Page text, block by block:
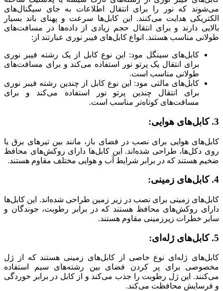
می‌شوند که نور را برای انتقال اطلاعات به جای سیگنال‌های
الکتریکی هدایت می‌کنند. این کابل‌ها سرعت و پهنای باند بسیار
بالایی دارند و برای انتقال حجم زیادی از داده‌ها در مسافت‌های
طولانی مناسب هستند. انواع کابل‌های فیبر نوری عبارتند از:
کابل‌های سینگل مود: این نوع کابل از یک رشته فیبر نوری
برای انتقال یک پرتو نور استفاده می‌کند و برای مسافت‌های
طولانی مناسب است.
کابل‌های مالتی مود: این نوع کابل از چندین رشته فیبر نوری
برای انتقال چندین پرتو نور استفاده می‌کند و برای
مسافت‌های کوتاه‌تر مناسب است.
3. کابل‌های هوایی:
کابل‌های هوایی برای نصب در فضای باز، مانند بین تیرهای برق یا
روی دکل‌ها، طراحی شده‌اند. این کابل‌ها دارای روکش‌های محافظ
ضخیم هستند که در برابر شرایط آب و هوایی مختلف مقاوم هستند.
4. کابل‌های زمینی:
کابل‌های زمینی برای نصب در زیر زمین طراحی شده‌اند. این کابل‌ها
دارای روکش‌های محافظ هستند که در برابر رطوبت، جوندگان و
سایر خطرات زیرزمینی مقاوم هستند.
5. کابل‌های ژله‌ای:
کابل‌های ژله‌ای نوع خاصی از کابل‌های زمینی هستند که از ژل
مخصوصی برای پر کردن فضای بین رشته‌های سیم استفاده
می‌کنند. این ژل رطوبت را جذب می‌کند و از کابل در برابر خوردگی
و فرسایش محافظت می‌کند.